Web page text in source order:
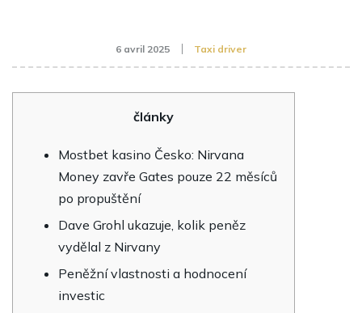
6 avril 2025 Taxi driver
články
Mostbet kasino Česko: Nirvana
Money zavře Gates pouze 22 měsíců
po propuštění
Dave Grohl ukazuje, kolik peněz
vydělal z Nirvany
Peněžní vlastnosti a hodnocení
investic